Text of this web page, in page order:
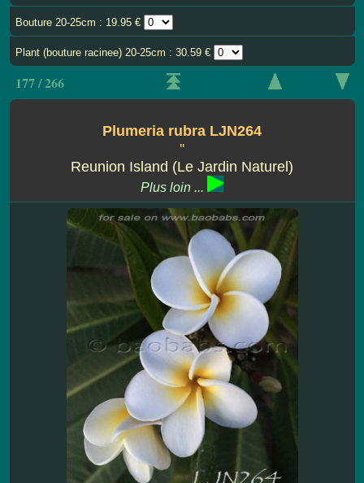
Bouture 20-25cm : 19.95 €
Plant (bouture racinee) 20-25cm : 30.59 €
177 / 266
Plumeria rubra LJN264
''
Reunion Island (Le Jardin Naturel)
Plus loin ...